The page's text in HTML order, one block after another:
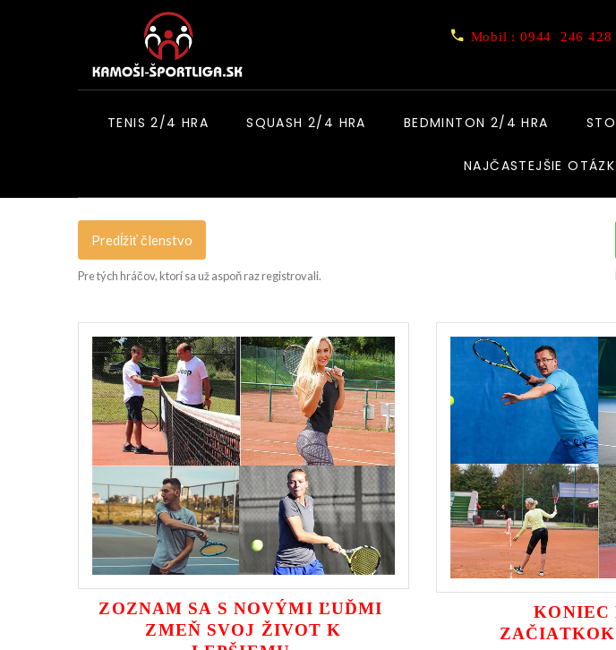
Mobil : 0944 246 428
TENIS 2/4 HRA SQUASH 2/4 HRA BEDMINTON 2/4 HRA
NAJČASTEJŠIE
Predĺžiť členstvo
Pre tých hráčov, ktorí sa už aspoň raz registrovali.
ZOZNAM SA S NOVÝMI ĽUĎMI
ZMEŇ SVOJ ŽIVOT K
KONIEC